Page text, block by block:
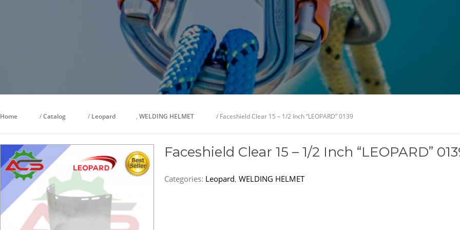
Home /Catalog / Leopard , WELDING HELMET / Faceshield Clear 15 – 1/2 Inch “LEOPARD” 0139
Faceshield Clear 15 – 1/2 Inch “LEOPARD”
Categories: Leopard, WELDING HELMET